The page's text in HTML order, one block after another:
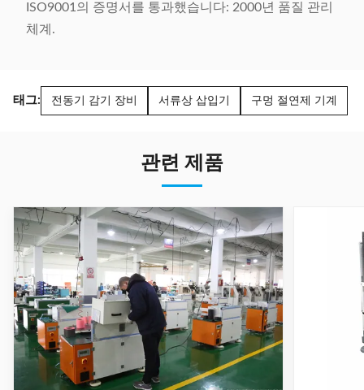
ISO9001의 증명서를 통과했습니다: 2000년 품질 관리
체계.
태그: 전동기 감기 장비 서류상 삽입기 구멍 절연제 기계
관련 제품